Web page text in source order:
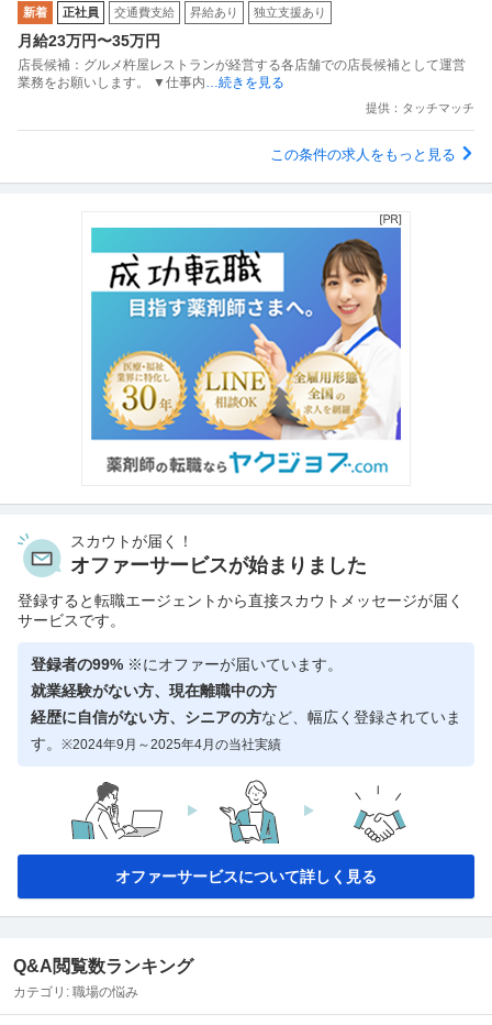
新着 正社員 交通費支給 昇給あり 独立支援あり
月給23万円〜35万円
店長候補：グルメ杵屋レストランが経営する各店舗での店長候補として運営
業務をお願いします。 ▼仕事内 …続きを見る
提供：タッチマッチ
この条件の求人をもっと見る
スカウトが届く！
オファーサービスが始まりました
登録すると転職エージェントから直接スカウトメッセージが届く
サービスです。
登録者の99% ※にオファーが届いています。
就業経験がない方、現在離職中の方
経歴に自信がない方、シニアの方など、幅広く登録されていま
す。 ※2024年9月～2025年4月の当社実績
オファーサービスについて詳しく見る
Q&A閲覧数ランキング
カテゴリ: 職場の悩み